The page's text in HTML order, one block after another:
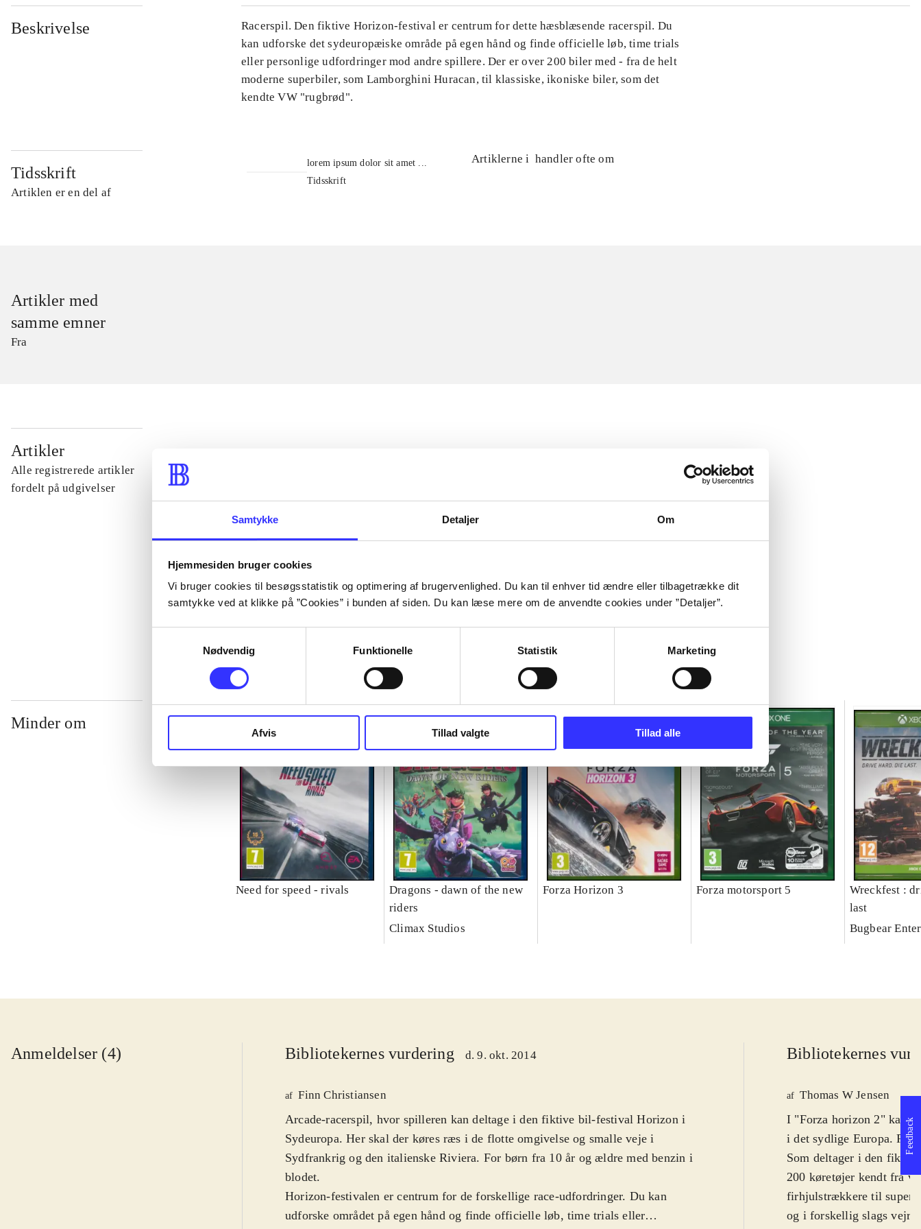
Samtykke Detaljer Om
Hjemmesiden bruger cookies
Vi bruger cookies til besøgsstatistik og optimering af brugervenlighed. Du kan til enhver tid ændre eller tilbagetrække dit
samtykke ved at klikke på ”Cookies” i bunden af siden. Du kan læse mere om de anvendte cookies under ”Detaljer”.
Nødvendig
Funktionelle Statistik Marketing
Afvis Tillad valgte Tillad alle
Beskrivelse
Racerspil. Den fiktive Horizon-festival er centrum for dette hæsblæsende racerspil. Du
kan udforske det sydeuropæiske område på egen hånd og finde officielle løb, time trials
eller personlige udfordringer mod andre spillere. Der er over 200 biler med - fra de helt
moderne superbiler, som Lamborghini Huracan, til klassiske, ikoniske biler, som det
kendte VW "rugbrød".
Tidsskrift
Artiklen er en del af
lorem ipsum dolor sit amet ...
Tidsskrift
Artiklerne i handler ofte om
Artikler med
samme emner
Fra
Artikler
Alle registrerede artikler
fordelt på udgivelser
Minder om
Need for speed - rivals
Dragons - dawn of the new
riders
Climax Studios
Forza Horizon 3 Forza motorsport 5
Wreckfest :
last
Bugbear
Anmeldelser (4) Bibliotekernes vurdering d. 9. okt. 2014
af Finn Christiansen
Arcade-racerspil, hvor spilleren kan deltage i den fiktive bil-festival Horizon i
Sydeuropa. Her skal der køres ræs i de flotte omgivelse og smalle veje i
Sydfrankrig og den italienske Riviera. For børn fra 10 år og ældre med benzin i
blodet.
Horizon-festivalen er centrum for de forskellige race-udfordringer. Du kan
udforske området på egen hånd og finde officielle løb, time trials eller
Bibliotekernes
af Thomas W Jensen
I "Forza horizon 2" kan
i det sydlige Europa. For
Som deltager i den
200 køretøjer kendt fra
firhjulstrækkere til
og i forskellig slags vejr.
Feedback